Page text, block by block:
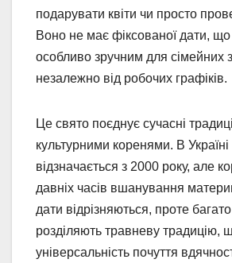
подарувати квіти чи просто
Воно не має фіксованої дати,
особливо зручним для сімейних
незалежно від робочих графіків.
Це свято поєднує сучасні
культурними коренями. В
відзначається з 2000 року, але
давніх часів вшанування
дати відрізняються, проте багато
розділяють травневу традицію,
універсальність почуття